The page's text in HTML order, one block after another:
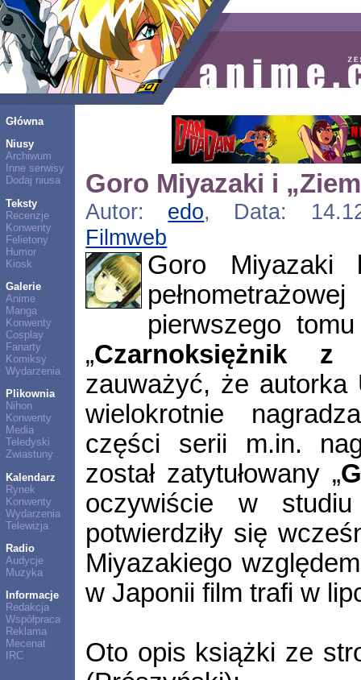
Główna
Niusy
Archiwum
Inne serwisy
Dodaj niusa
Teksty
Recenzje
Konwenty
Felietony
Humor
Kiosk
Galerie
Anime
Manga
Konwenty
Cosplay
Fanarty
Komiksy
Wydarzenia
Plikownia
Nihon
Konwenty
Media
Teledyski
Zwiastuny
Kalendarz
Rynek
Konwenty
Wydarzenia
Telewizja
Radio
Audycje
Muzyka
Informacje
Redakcja
Współpraca
Reklama
Mecenat
IRC
Goro Miyazaki i
Autor: edo, Data:
Filmweb
Goro Miyazaki
pierwszego
„Czarnoksiężnik z
zauważyć, że autorka
wielokrotnie
części serii m.in.
został zatytułowany „
oczywiście w
potwierdziły się
Miyazakiego
w Japonii film trafi w
Oto opis książki ze